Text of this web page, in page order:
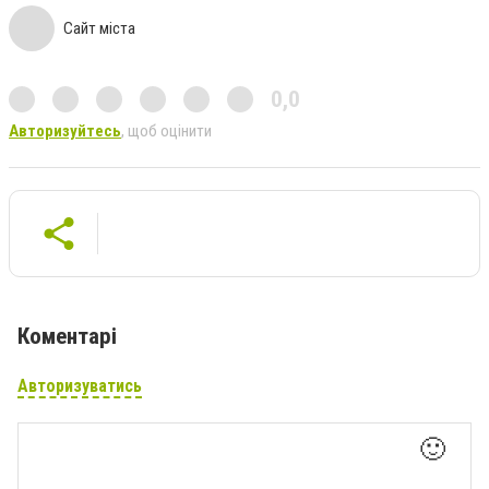
Сайт міста
0,0
Авторизуйтесь, щоб оцінити
Коментарі
Авторизуватись
🙂